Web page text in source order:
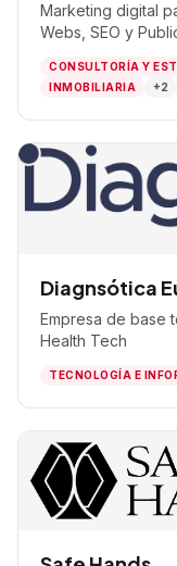
Marketing digital
Webs, SEO y
CONSULTORÍA Y
INMOBILIARIA
+2
Diagnsótica
Empresa de base
Health Tech
TECNOLOGÍA E